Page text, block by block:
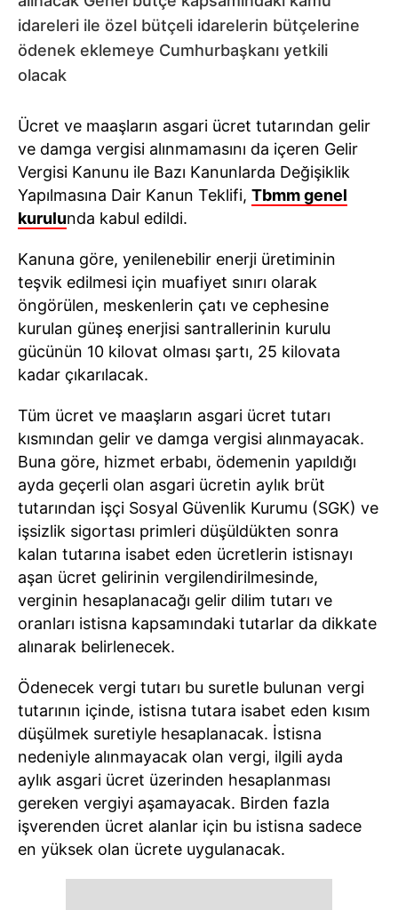
idareleri ile özel bütçeli idarelerin bütçelerine
ödenek eklemeye Cumhurbaşkanı yetkili
olacak
Ücret ve maaşların asgari ücret tutarından gelir
ve damga vergisi alınmamasını da içeren Gelir
Vergisi Kanunu ile Bazı Kanunlarda Değişiklik
Yapılmasına Dair Kanun Teklifi, Tbmm genel
kurulunda kabul edildi.
Kanuna göre, yenilenebilir enerji üretiminin
teşvik edilmesi için muafiyet sınırı olarak
öngörülen, meskenlerin çatı ve cephesine
kurulan güneş enerjisi santrallerinin kurulu
gücünün 10 kilovat olması şartı, 25 kilovata
kadar çıkarılacak.
Tüm ücret ve maaşların asgari ücret tutarı
kısmından gelir ve damga vergisi alınmayacak.
Buna göre, hizmet erbabı, ödemenin yapıldığı
ayda geçerli olan asgari ücretin aylık brüt
tutarından işçi Sosyal Güvenlik Kurumu (SGK) ve
işsizlik sigortası primleri düşüldükten sonra
kalan tutarına isabet eden ücretlerin istisnayı
aşan ücret gelirinin vergilendirilmesinde,
verginin hesaplanacağı gelir dilim tutarı ve
oranları istisna kapsamındaki tutarlar da dikkate
alınarak belirlenecek.
Ödenecek vergi tutarı bu suretle bulunan vergi
tutarının içinde, istisna tutara isabet eden kısım
düşülmek suretiyle hesaplanacak. İstisna
nedeniyle alınmayacak olan vergi, ilgili ayda
aylık asgari ücret üzerinden hesaplanması
gereken vergiyi aşamayacak. Birden fazla
işverenden ücret alanlar için bu istisna sadece
en yüksek olan ücrete uygulanacak.